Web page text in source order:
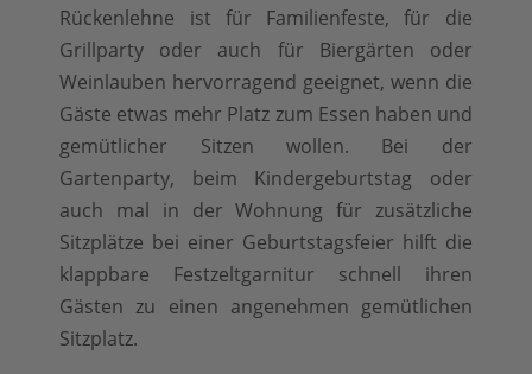
Rückenlehne ist für Familienfeste, für die
Grillparty oder auch für Biergärten oder
Weinlauben hervorragend geeignet, wenn die
Gäste etwas mehr Platz zum Essen haben und
gemütlicher Sitzen wollen. Bei der
Gartenparty, beim Kindergeburtstag oder
auch mal in der Wohnung für zusätzliche
Sitzplätze bei einer Geburtstagsfeier hilft die
klappbare Festzeltgarnitur schnell ihren
Gästen zu einen angenehmen gemütlichen
Sitzplatz.